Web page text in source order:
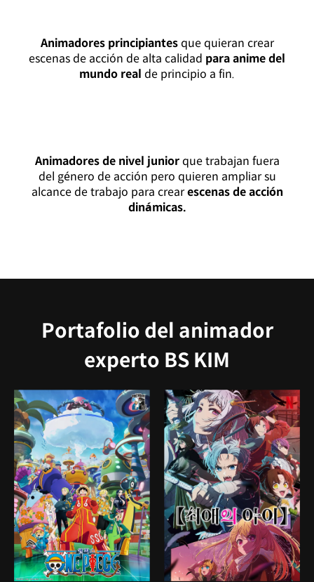
Animadores principiantesque quieran crear
escenas de acción de alta calidad para anime del
mundo real de principio a fin.
Animadores de nivel juniorque trabajan fuera
del género de acción pero quieren ampliar su
alcance de trabajo para crearescenas de acción
dinámicas.
Portafolio del animador
experto BS KIM